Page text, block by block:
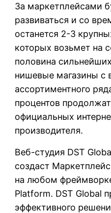
За маркетплейсами
развиваться и со
останется 2-3
которых возьмет на
половина
нишевые магазины с
ассортиментного
процентов
официальных
производителя.
Веб-студия DST
создаст
на любом
Platform. DST Global
эффективного